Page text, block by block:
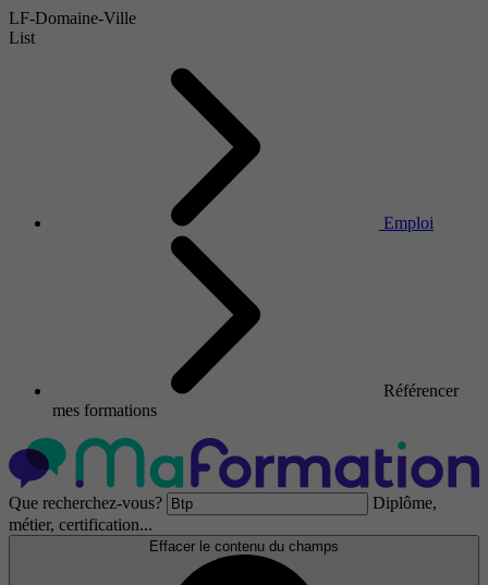
LF-Domaine-Ville
List
Emploi
Référencer
mes formations
Que recherchez-vous?
Diplôme,
métier, certification...
Effacer le contenu du champs